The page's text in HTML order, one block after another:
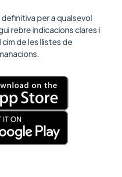
per a qualsevol
rebre indicacions clares i
cim de les llistes de